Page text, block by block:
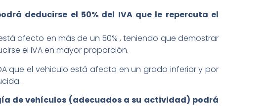
deducirse el 50% del IVA que le repercuta el
afecto en más de un 50% , teniendo que demostrar
el IVA en mayor proporción.
que el vehiculo está afecta en un grado inferior y por
de vehículos (adecuados a su actividad) podrá